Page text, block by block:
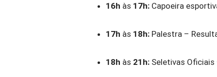
16h às 17h:Capoeira
17h às 18h:Palestra –
18h às 21h:Seletivas